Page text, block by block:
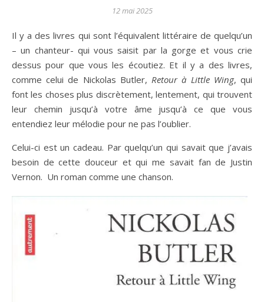
12 mai 2025
Il y a des livres qui sont l’équivalent littéraire de quelqu’un
– un chanteur- qui vous saisit par la gorge et vous crie
dessus pour que vous les écoutiez. Et il y a des livres,
comme celui de Nickolas Butler,Retour à Little Wing, qui
font les choses plus discrètement, lentement, qui trouvent
leur chemin jusqu’à votre âme jusqu’à ce que vous
entendiez leur mélodie pour ne pas l’oublier.
Celui-ci est un cadeau. Par quelqu’un qui savait que j’avais
besoin de cette douceur et qui me savait fan de Justin
Vernon. Un roman comme une chanson.